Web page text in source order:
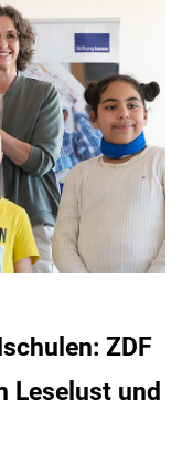
ZDF
Leselust und